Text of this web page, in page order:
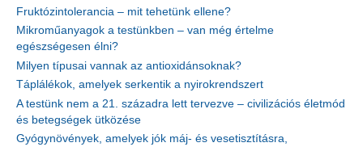
Fruktózintolerancia – mit tehetünk ellene?
Mikroműanyagok a testünkben – van még értelme
egészségesen élni?
Milyen típusai vannak az antioxidánsoknak?
Táplálékok, amelyek serkentik a nyirokrendszert
A testünk nem a 21. századra lett tervezve – civilizációs életmód
és betegségek ütközése
Gyógynövények, amelyek jók máj- és vesetisztításra,